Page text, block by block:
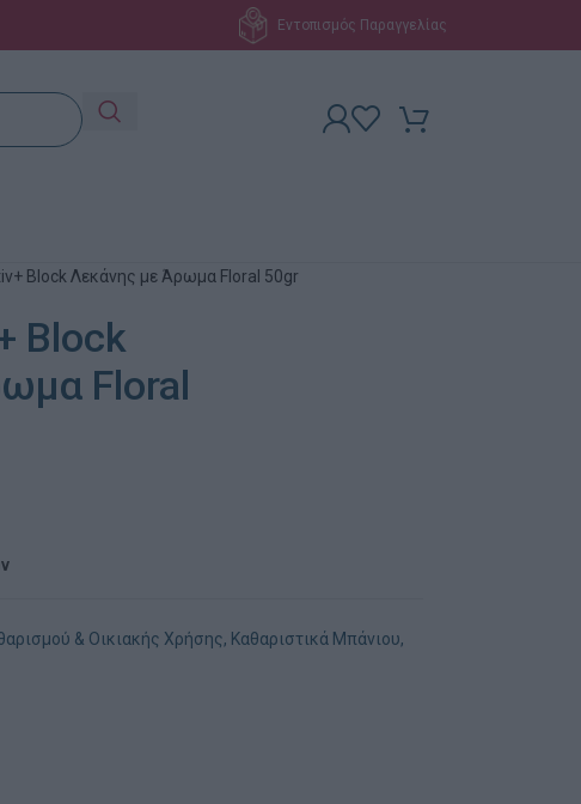
Εντοπισμός Παραγγελίας
Block Λεκάνης με Άρωμα Floral 50gr
Block
Floral
& Οικιακής Χρήσης, Καθαριστικά Μπάνιου,